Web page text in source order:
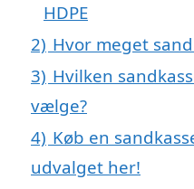
HDPE
2) Hvor meget
3) Hvilken
vælge?
4) Køb en
udvalget her!